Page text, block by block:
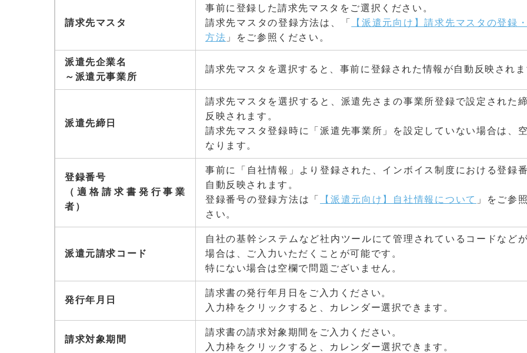
請求先マスタ
事前に登録した請求先マスタをご選択ください。
請求先マスタの登録方法は、「
【派遣元向け】請求先マスタの登録
方法 」をご参照ください。
派遣先企業名
～派遣元事業所
請求先マスタを選択すると、事前に登録された情報が自動反映されま
派遣先締日
請求先マスタを選択すると、派遣先さまの事業所登録で設定された
反映されます。
請求先マスタ登録時に「派遣先事業所」を設定していない場合は、
なります。
登録番号
（適格請求書発行事業
者）
事前に「自社情報」より登録された、インボイス制度における登録
自動反映されます。
登録番号の登録方法は「
【派遣元向け】自社情報について
」をご参
さい。
派遣元請求コード
自社の基幹システムなど社内ツールにて管理されているコードなど
場合は、ご入力いただくことが可能です。
特にない場合は空欄で問題ございません。
発行年月日
請求書の発行年月日をご入力ください。
入力枠をクリックすると、カレンダー選択できます。
請求対象期間
請求書の請求対象期間をご入力ください。
入力枠をクリックすると、カレンダー選択できます。